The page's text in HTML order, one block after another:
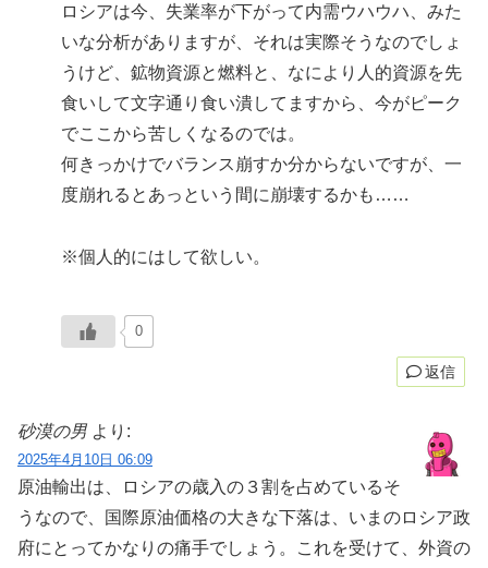
ロシアは今、失業率が下がって内需ウハウハ、みた
いな分析がありますが、それは実際そうなのでしょ
うけど、鉱物資源と燃料と、なにより人的資源を先
食いして文字通り食い潰してますから、今がピーク
でここから苦しくなるのでは。
何きっかけでバランス崩すか分からないですが、一
度崩れるとあっという間に崩壊するかも……
※個人的にはして欲しい。
0
返信
砂漠の男 より:
2025年4月10日 06:09
原油輸出は、ロシアの歳入の３割を占めているそ
うなので、国際原油価格の大きな下落は、いまのロシア政
府にとってかなりの痛手でしょう。これを受けて、外資の